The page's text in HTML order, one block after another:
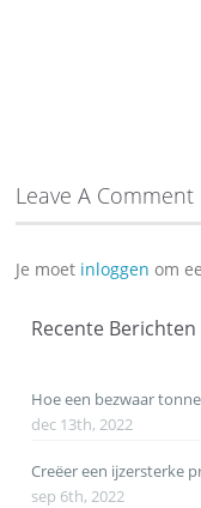
Leave A Comment
Je moet inloggen om
Recente Berichten
Hoe een bezwaar
dec 13th, 2022
Creëer een ijzersterke
sep 6th, 2022